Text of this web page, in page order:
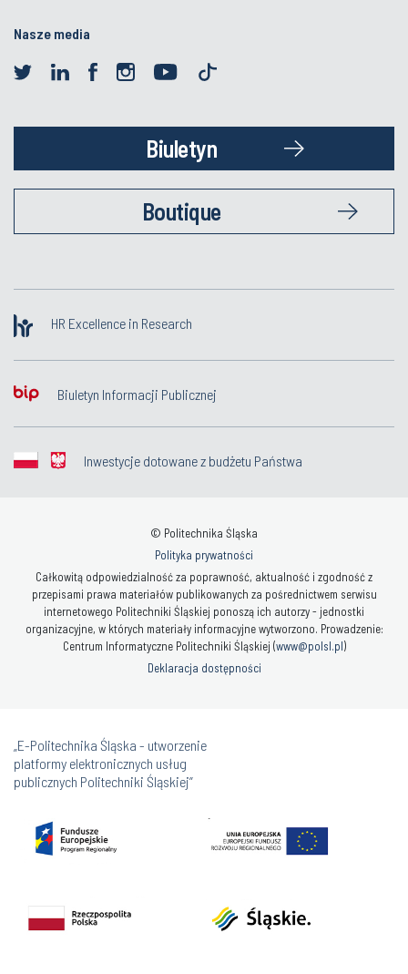
Nasze media
Biuletyn
Boutique
HR Excellence in Research
Biuletyn Informacji Publicznej
Inwestycje dotowane z budżetu Państwa
© Politechnika Śląska
Polityka prywatności
Całkowitą odpowiedzialność za poprawność, aktualność i zgodność z
przepisami prawa materiałów publikowanych za pośrednictwem serwisu
internetowego Politechniki Śląskiej ponoszą ich autorzy - jednostki
organizacyjne, w których materiały informacyjne wytworzono. Prowadzenie:
Centrum Informatyczne Politechniki Śląskiej (www@polsl.pl)
Deklaracja dostępności
„E-Politechnika Śląska - utworzenie
platformy elektronicznych usług
publicznych Politechniki Śląskiej”